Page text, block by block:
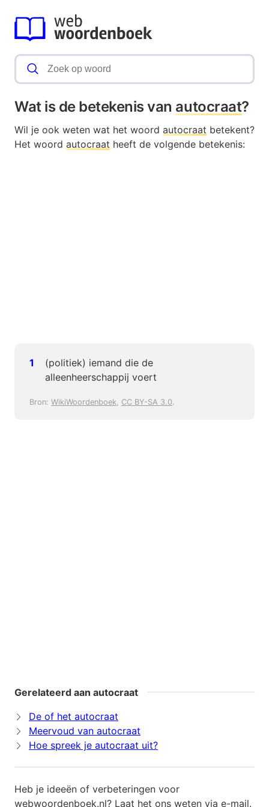
Wat is de betekenis van autocraat?
Wil je ook weten wat het woord autocraat betekent?
Het woord autocraat heeft de volgende betekenis:
(politiek) iemand die de
alleenheerschappij voert
Bron: WikiWoordenboek, CC BY-SA 3.0.
Gerelateerd aan autocraat
De of het autocraat
Meervoud van autocraat
Hoe spreek je autocraat uit?
Heb je ideeën of verbeteringen voor
webwoordenboek.nl? Laat het ons weten via e-mail.